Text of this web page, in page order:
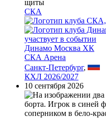
СКА
Динамо Москва ХК
СКА Арена
Санкт-Петербург,
КХЛ 2026/2027
10 сентября 2026